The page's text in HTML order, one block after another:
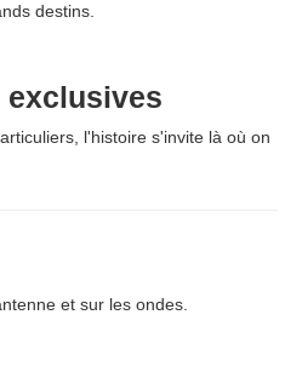
destins.
exclusives
l'histoire s'invite là où on
et sur les ondes.